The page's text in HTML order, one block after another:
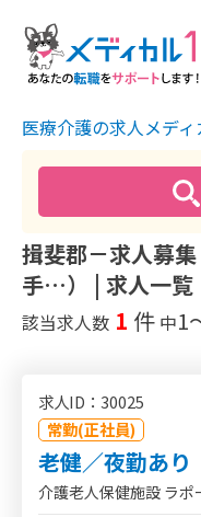
医療介護の求人メデ
揖斐郡－求人募
手…） | 求人一覧
該当求人数 1 件 中1
求人ID：30025
常勤(正社員)
老健／夜勤あり
介護老人保健施設 ラポ